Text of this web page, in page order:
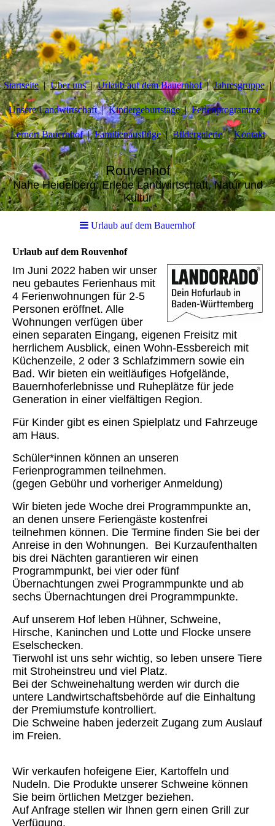
Startseite Über uns Urlaub auf dem Bauernhof Jahresgruppe
Unsere Landwirtschaft Kindergeburtstage Ferienprogramme
Lernort Bauernhof Familienausflüge Bildergalerie Kontakt
Rouvenhof
Nahe Heidelberg: Erlebe Landwirtschaft, Natur und
Kultur
Urlaub auf dem Bauernhof
Urlaub auf dem Rouvenhof
Im Juni 2022 haben wir unser
neu gebautes Ferienhaus mit
4 Ferienwohnungen für 2-5
Personen eröffnet. Alle
Wohnungen verfügen über
einen separaten Eingang, eigenen Freisitz mit
herrlichem Ausblick, einen Wohn-Essbereich mit
Küchenzeile, 2 oder 3 Schlafzimmern sowie ein
Bad. Wir bieten ein weitläufiges Hofgelände,
Bauernhoferlebnisse und Ruheplätze für jede
Generation in einer vielfältigen Region.
Für Kinder gibt es einen Spielplatz und Fahrzeuge
am Haus.
Schüler*innen können an unseren
Ferienprogrammen teilnehmen.
(gegen Gebühr und vorheriger Anmeldung)
Wir bieten jede Woche drei Programmpunkte an,
an denen unsere Feriengäste kostenfrei
teilnehmen können. Die Termine finden Sie bei der
Anreise in den Wohnungen. Bei Kurzaufenthalten
bis drei Nächten garantieren wir einen
Programmpunkt, bei vier oder fünf
Übernachtungen zwei Programmpunkte und ab
sechs Übernachtungen drei Programmpunkte.
Auf unserem Hof leben Hühner, Schweine,
Hirsche, Kaninchen und Lotte und Flocke unsere
Eselschecken.
Tierwohl ist uns sehr wichtig, so leben unsere Tiere
mit Stroheinstreu und viel Platz.
Bei der Schweinehaltung werden wir durch die
untere Landwirtschaftsbehörde auf die Einhaltung
der Premiumstufe kontrolliert.
Die Schweine haben jederzeit Zugang zum Auslauf
im Freien.
Wir verkaufen hofeigene Eier, Kartoffeln und
Nudeln. Die Produkte unserer Schweine können
Sie beim örtlichen Metzger beziehen.
Auf Anfrage stellen wir Ihnen gern einen Grill zur
Verfügung.